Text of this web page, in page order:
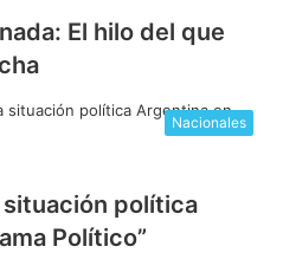
El hilo del que
Nacionales
política
Político”